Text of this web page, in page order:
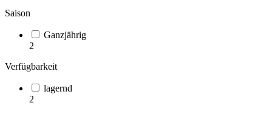
Saison
Ganzjährig
2
Verfügbarkeit
lagernd
2